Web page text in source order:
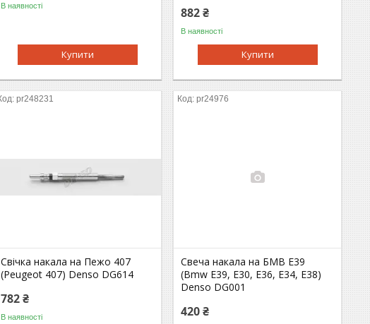
В наявності
Купити
882 ₴
В наявності
Купити
pr248231
Свічка накала на Пежо 407
(Peugeot 407) Denso DG614
782 ₴
В наявності
pr24976
Свеча накала на БМВ Е39
(Bmw E39, E30, E36, E34, E38)
Denso DG001
420 ₴